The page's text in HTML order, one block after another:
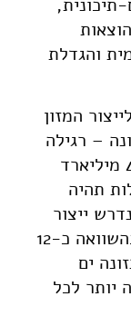
והגדלת
המזון
התזונה – רגילה
וים-תיכונית, היא דומה ותהיה כ-42 מיליארד
תהיה
ייצור
של כ-14 מיליון טונות מזון בשנה בהשוואה כ-12
ים
יותר לכל